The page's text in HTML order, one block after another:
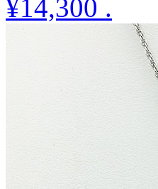
¥14,300 .